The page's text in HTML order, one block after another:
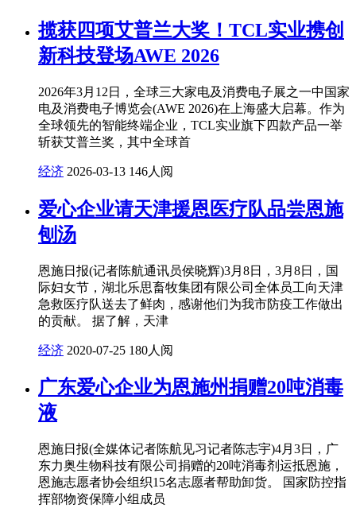
揽获四项艾普兰大奖！TCL实业携创
新科技登场AWE 2026
2026年3月12日，全球三大家电及消费电子展之一中国家
电及消费电子博览会(AWE 2026)在上海盛大启幕。作为
全球领先的智能终端企业，TCL实业旗下四款产品一举
斩获艾普兰奖，其中全球首
经济 2026-03-13 146人阅
爱心企业请天津援恩医疗队品尝恩施
刨汤
恩施日报(记者陈航通讯员侯晓辉)3月8日，3月8日，国
际妇女节，湖北乐思畜牧集团有限公司全体员工向天津
急救医疗队送去了鲜肉，感谢他们为我市防疫工作做出
的贡献。 据了解，天津
经济 2020-07-25 180人阅
广东爱心企业为恩施州捐赠20吨消毒
液
恩施日报(全媒体记者陈航见习记者陈志宇)4月3日，广
东力奥生物科技有限公司捐赠的20吨消毒剂运抵恩施，
恩施志愿者协会组织15名志愿者帮助卸货。 国家防控指
挥部物资保障小组成员